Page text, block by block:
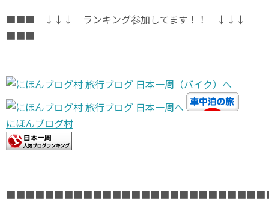
■■■ ↓↓↓ ランキング参加してます！！ ↓↓↓
■■■
にほんブログ村